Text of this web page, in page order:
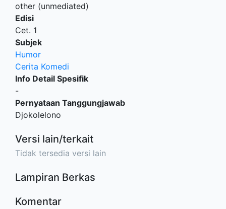
other (unmediated)
Edisi
Cet. 1
Subjek
Humor
Cerita Komedi
Info Detail Spesifik
-
Pernyataan Tanggungjawab
Djokolelono
Versi lain/terkait
Tidak tersedia versi lain
Lampiran Berkas
Komentar